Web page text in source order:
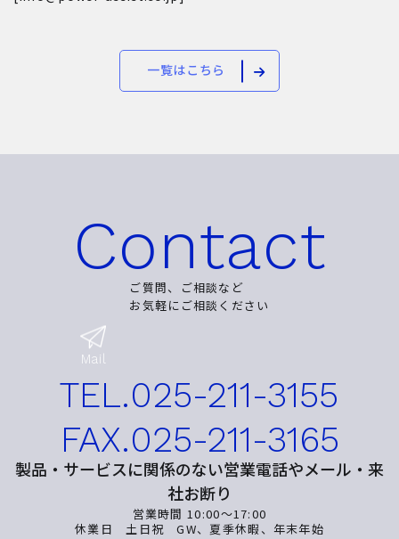
一覧はこちら
Contact
ご質問、ご相談など
お気軽にご相談ください
Mail
TEL.025-211-3155
FAX.025-211-3165
製品・サービスに関係のない営業電話やメール・来
社お断り
営業時間 10:00〜17:00
休業日 土日祝 GW、夏季休暇、年末年始